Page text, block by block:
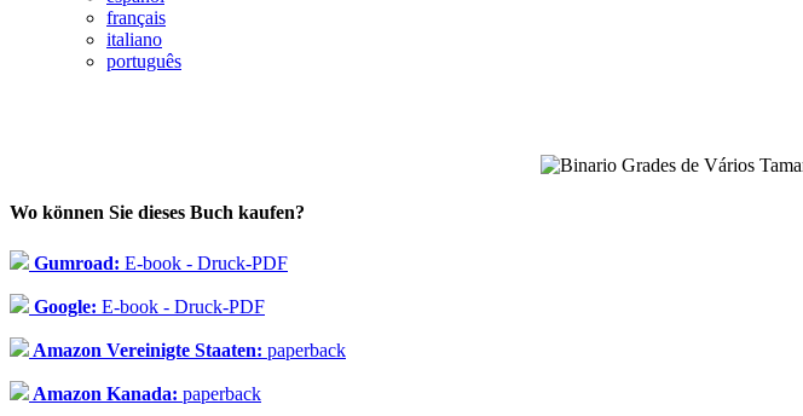
français
italiano
português
Wo können Sie dieses Buch kaufen?
Gumroad: E-book - Druck-PDF
Google: E-book - Druck-PDF
Amazon Vereinigte Staaten: paperback
Amazon Kanada: paperback